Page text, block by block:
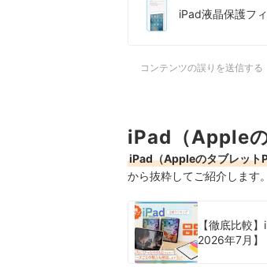
iPad液晶保護フ
コンテンツの誤りを送信する
iPad（Apple
iPad（Appleのタブレット
から抜粋してご紹介します。
【徹底比較
2026年7月】